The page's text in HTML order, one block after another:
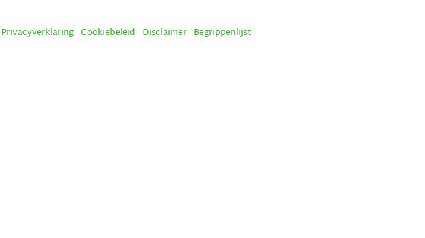
Privacyverklaring-Cookiebeleid-Disclaimer-Begrippenlijst